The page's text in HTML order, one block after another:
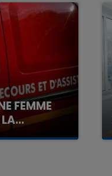
FEMME
LA...
après avoir